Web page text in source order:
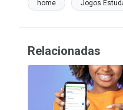
home Jogos
Relacionadas